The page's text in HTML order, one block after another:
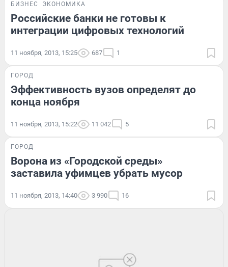
БИЗНЕС ЭКОНОМИКА
Российские банки не готовы к
интеграции цифровых технологий
11 ноября, 2013, 15:25 687 1
ГОРОД
Эффективность вузов определят до
конца ноября
11 ноября, 2013, 15:22 11 042 5
ГОРОД
Ворона из «Городской среды»
заставила уфимцев убрать мусор
11 ноября, 2013, 14:40 3 990 16